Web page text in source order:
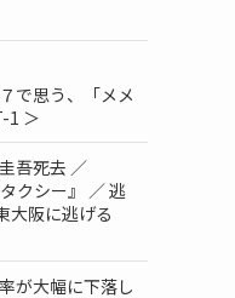
で思う、「メメ
1 ＞
吾死去 ／
クシー』 ／ 逃
阪に逃げる
が大幅に下落し